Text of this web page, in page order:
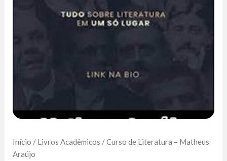
Início / Livros Acadêmicos / Curso de Literatura – Matheus
Araújo